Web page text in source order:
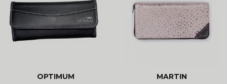
OPTIMUM
MARTIN